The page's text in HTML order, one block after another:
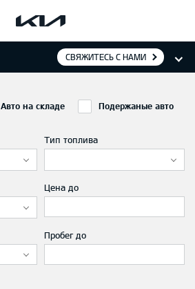
СВЯЖИТЕСЬ С НАМИ
Авто на складе Подержаные авто
Тип топлива
Цена до
Пробег до